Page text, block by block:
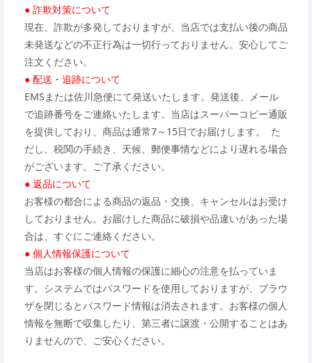
● 詐欺対策について
現在、詐欺が多発しておりますが、当店では支払い後の商品
未発送などの不正行為は一切行っておりません。安心してご
注文ください。
● 配送・追跡について
EMSまたは佐川急便にて発送いたします。発送後、メール
で追跡番号をご連絡いたします。当店はスーパーコピー通販
を提供しており、商品は通常7～15日でお届けします。 た
だし、税関の手続き、天候、郵便事情などにより遅れる場合
がございます。ご了承ください。
● 返品について
お客様の都合による商品の返品・交換、キャンセルはお受け
しておりません。お届けした商品に破損や品違いがあった場
合は、すぐにご連絡ください。
● 個人情報保護について
当店はお客様の個人情報の保護に細心の注意を払っていま
す。システムではパスワードを使用しておりますが、ブラウ
ザを閉じるとパスワード情報は消去されます。お客様の個人
情報を無断で収集したり、第三者に譲渡・公開することはあ
りませんので、ご安心ください。